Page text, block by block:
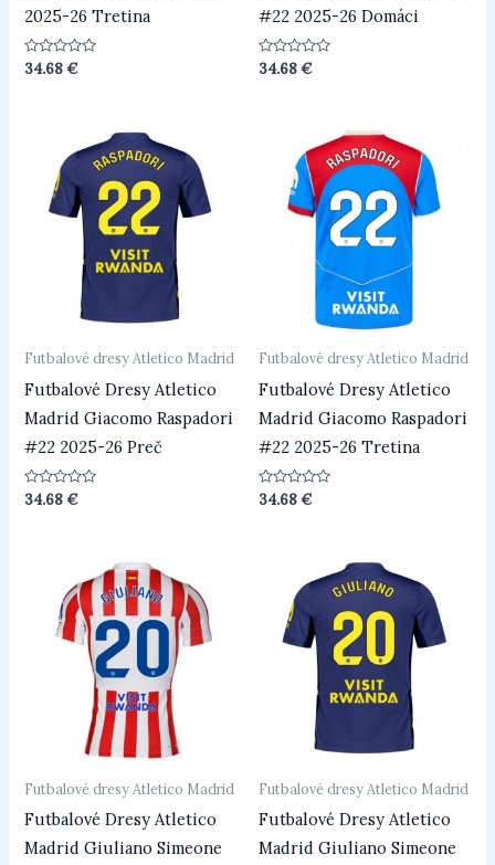
2025-26 Tretina
Hodnotenie
34.68€
#22 2025-26 Domáci
Hodnotenie
34.68€
Futbalové dresy Atletico Madrid
Futbalové Dresy Atletico
Madrid Giacomo Raspadori
#22 2025-26 Preč
Hodnotenie
0
34.68€
Futbalové dresy Atletico Madrid
Futbalové Dresy Atletico
Madrid Giacomo Raspadori
#22 2025-26 Tretina
Hodnotenie
0
34.68€
Futbalové dresy Atletico Madrid
Futbalové Dresy Atletico
Madrid Giuliano Simeone
Futbalové dresy Atletico Madrid
Futbalové Dresy Atletico
Madrid Giuliano Simeone